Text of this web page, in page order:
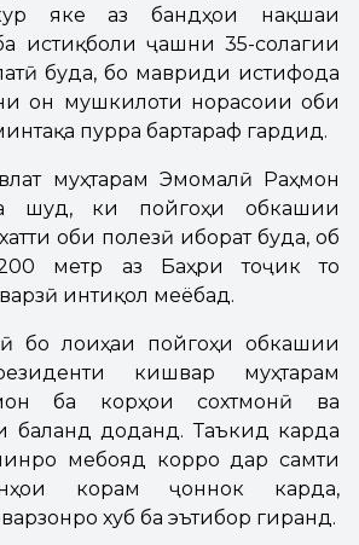
яке аз бандҳои нақшаи
истиқболи ҷашни 35-солагии
буда, бо мавриди истифода
он мушкилоти норасоии оби
пурра бартараф гардид.
муҳтарам Эмомалӣ Раҳмон
шуд, ки пойгоҳи обкашии
оби полезӣ иборат буда, об
метр аз Баҳри тоҷик то
интиқол меёбад.
бо лоиҳаи пойгоҳи обкашии
кишвар муҳтарам
ба корҳои сохтмонӣ ва
баланд доданд. Таъкид карда
мебояд корро дар самти
корам ҷоннок карда,
хуб ба эътибор гиранд.